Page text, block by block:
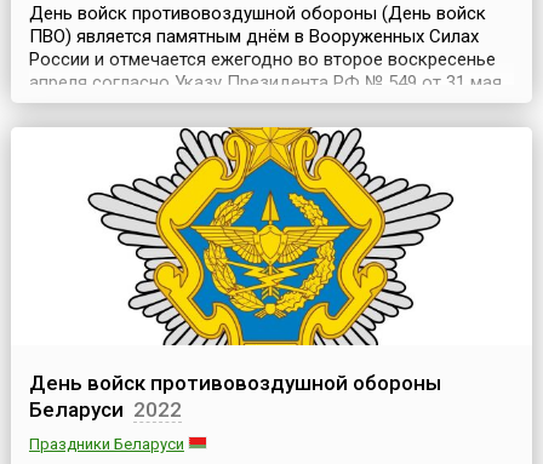
День войск противовоздушной обороны (День войск
ПВО) является памятным днём в Вооруженных Силах
России и отмечается ежегодно во второе воскресенье
апреля согласно Указу Президента РФ № 549 от 31 мая
2006 года «Об установлении профессиональных
праздников и памятных дней в Вооруженных Силах
Российской Федерации».Установление даты праздника
связано с тем, что в апреле принимались важнейшие
правит...
День войск противовоздушной обороны
Беларуси 2022
Праздники Беларуси